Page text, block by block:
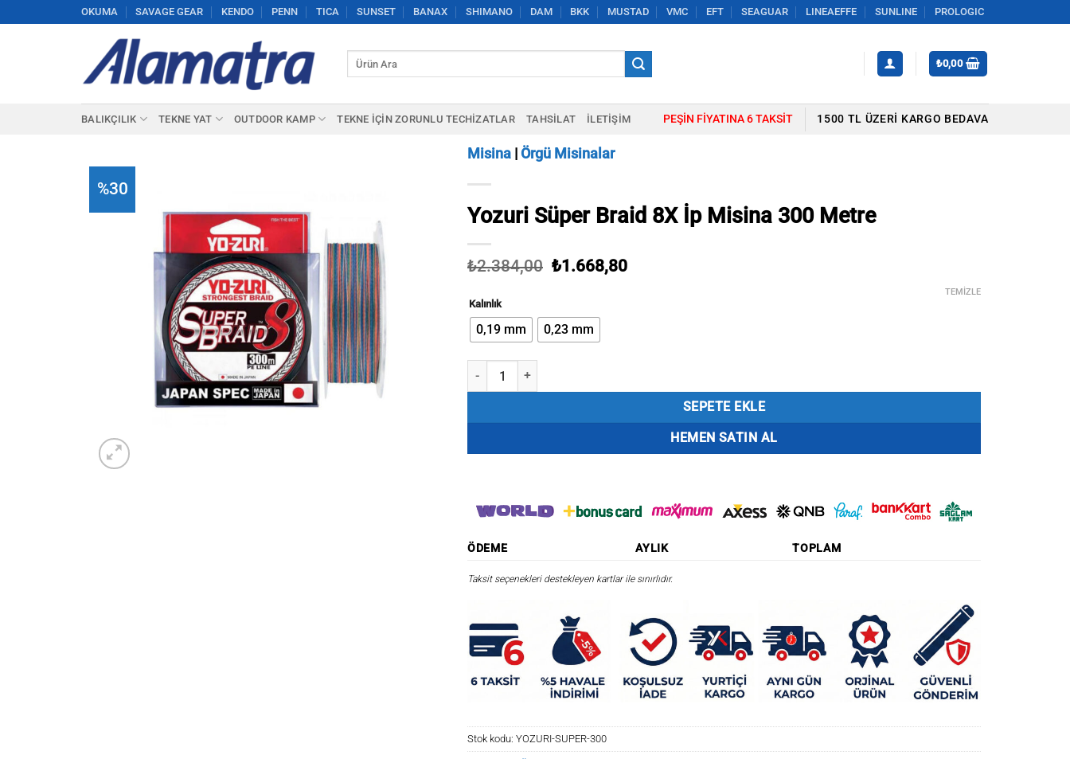
atla
OKUMA SAVAGE GEAR KENDO PENN TICA SUNSET BANAX SHIMANO DAM BKK MUSTAD VMC EFT SEAGUAR LINEAEFFE SUNLINE PROLOGIC
Ara:
₺0,00
BALIKÇILIK TEKNE YAT OUTDOOR KAMP TEKNE IÇIN ZORUNLU TECHIZATLAR TAHSILAT İLETIŞIM PEŞIN FIYATINA 6 TAKSIT 1500 TL ÜZERI KARGO BEDAVA
%30
Misina | Örgü Misinalar
Yozuri Süper Braid 8X İp Misina 300 Metre
₺2.384,00 Orijinal
₺1.668,80Şu
Kalınlık
0,19 mm 0,23 mm
TEMIZLE
Yozuri Süper Braid 8X İp Misina 300 Metre adet
SEPETE EKLE
HEMEN SATIN AL
ÖDEME AYLIK TOPLAM
Taksit seçenekleri destekleyen kartlar ile sınırlıdır.
Stok kodu: YOZURI-SUPER-300